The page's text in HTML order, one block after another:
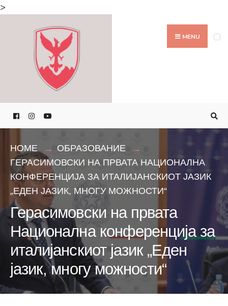
>
MENU
HOME
ОБРАЗОВАНИЕ
ГЕРАСИМОВСКИ НА ПРВАТА НАЦИОНАЛНА
КОНФЕРЕНЦИЈА ЗА ИТАЛИЈАНСКИОТ ЈАЗИК
„ЕДЕН ЈАЗИК, МНОГУ МОЖНОСТИ“
Герасимовски на првата
Национална конференција за
италијанскиот јазик „Еден
јазик, многу можности“